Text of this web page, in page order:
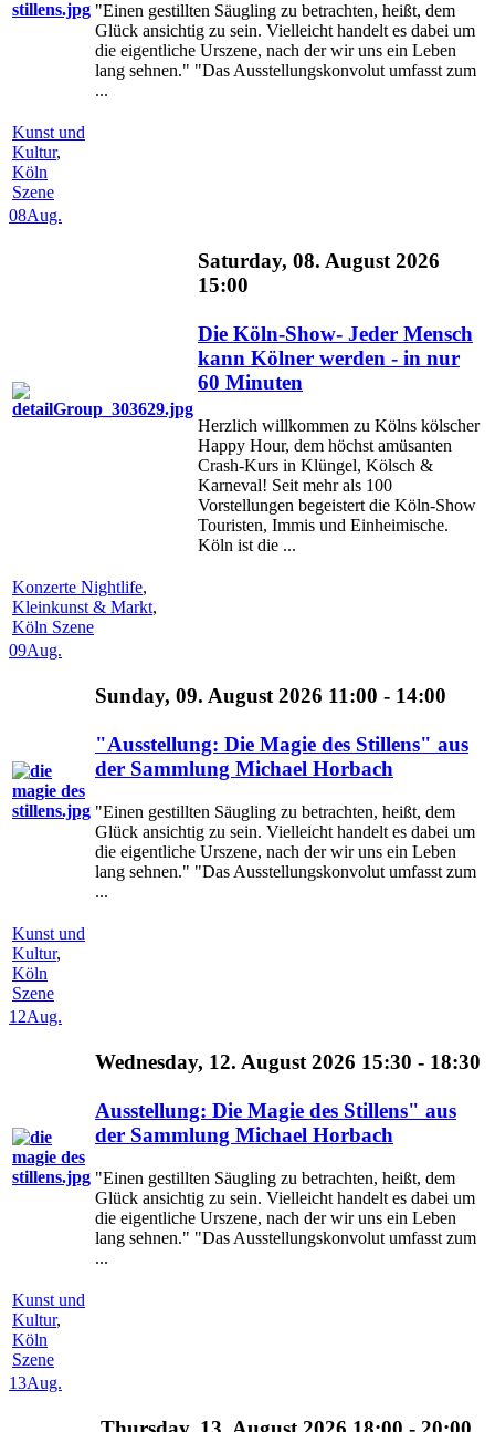
"Einen gestillten Säugling zu betrachten, heißt, dem
Glück ansichtig zu sein. Vielleicht handelt es dabei um
die eigentliche Urszene, nach der wir uns ein Leben
lang sehnen." "Das Ausstellungskonvolut umfasst zum
...
Kunst und
Kultur,
Köln
Szene
08Aug.
Saturday, 08. August 2026
15:00
Die Köln-Show- Jeder Mensch
kann Kölner werden - in nur
60 Minuten
Herzlich willkommen zu Kölns kölscher
Happy Hour, dem höchst amüsanten
Crash-Kurs in Klüngel, Kölsch &
Karneval! Seit mehr als 100
Vorstellungen begeistert die Köln-Show
Touristen, Immis und Einheimische.
Köln ist die ...
Konzerte Nightlife,
Kleinkunst & Markt,
Köln Szene
09Aug.
Sunday, 09. August 2026 11:00 - 14:00
"Ausstellung: Die Magie des Stillens" aus
der Sammlung Michael Horbach
"Einen gestillten Säugling zu betrachten, heißt, dem
Glück ansichtig zu sein. Vielleicht handelt es dabei um
die eigentliche Urszene, nach der wir uns ein Leben
lang sehnen." "Das Ausstellungskonvolut umfasst zum
...
Kunst und
Kultur,
Köln
Szene
12Aug.
Wednesday, 12. August 2026 15:30 - 18:30
Ausstellung: Die Magie des Stillens" aus
der Sammlung Michael Horbach
"Einen gestillten Säugling zu betrachten, heißt, dem
Glück ansichtig zu sein. Vielleicht handelt es dabei um
die eigentliche Urszene, nach der wir uns ein Leben
lang sehnen." "Das Ausstellungskonvolut umfasst zum
...
Kunst und
Kultur,
Köln
Szene
13Aug.